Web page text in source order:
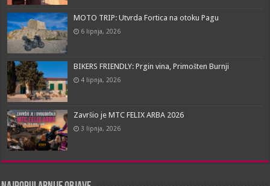
MOTO TRIP: Utvrda Fortica na otoku Pagu
6 lipnja, 2026
BIKERS FRIENDLY: Prgin vina, Primošten Burnji
4 lipnja, 2026
Završio je MTC FELIX ARBA 2026
3 lipnja, 2026